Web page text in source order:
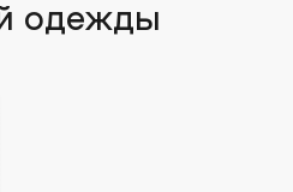
одежды